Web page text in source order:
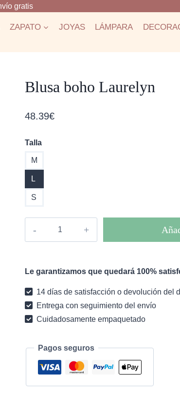
gratis
ZAPATO JOYAS LÁMPARA
Blusa boho Laurelyn
48.39€
Talla
M
L
S
Le garantizamos que quedará 100%
14 días de satisfacción o devolución del
Entrega con seguimiento del envío
Cuidadosamente empaquetado
Pagos seguros